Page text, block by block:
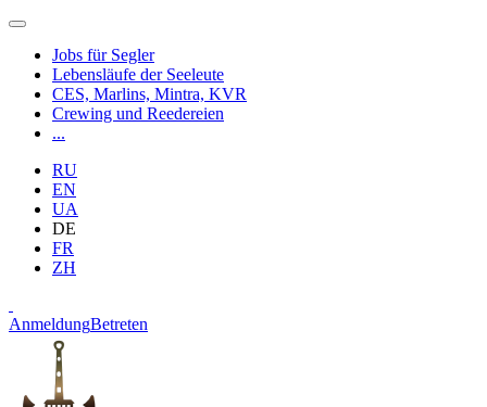
Jobs für Segler
Lebensläufe der Seeleute
CES, Marlins, Mintra, KVR
Crewing und Reedereien
...
RU
EN
UA
DE
FR
ZH
AnmeldungBetreten